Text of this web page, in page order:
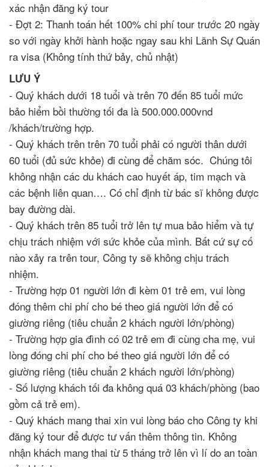
xác nhận đăng ký tour
- Đợt 2: Thanh toán hết 100% chi phí tour trước 20 ngày
so với ngày khởi hành hoặc ngay sau khi Lãnh Sự Quán
ra visa (Không tính thứ bảy, chủ nhật)
LƯU Ý
- Quý khách dưới 18 tuổi và trên 70 đến 85 tuổi mức
bảo hiểm bồi thường tối đa là 500.000.000vnd
/khách/trường hợp.
- Quý khách trên trên 70 tuổi phải có người thân dưới
60 tuổi (đủ sức khỏe) đi cùng để chăm sóc. Chúng tôi
không nhận các du khách cao huyết áp, tim mạch và
các bệnh liên quan…. Có chỉ định từ bác sĩ không được
bay đường dài.
- Quý khách trên 85 tuổi trở lên tự mua bảo hiểm và tự
chịu trách nhiệm với sức khỏe của mình. Bất cứ sự cố
nào xảy ra trên tour, Công ty sẽ không chịu trách
nhiệm.
- Trường hợp 01 người lớn đi kèm 01 trẻ em, vui lòng
đóng thêm chi phí cho bé theo giá người lớn để có
giường riêng (tiêu chuẩn 2 khách người lớn/phòng)
- Trường hợp gia đình có 02 trẻ em đi cùng cha mẹ, vui
lòng đóng chi phí cho bé theo giá người lớn để có
giường riêng (tiêu chuẩn 2 khách người lớn/phòng)
- Số lượng khách tối đa không quá 03 khách/phòng (bao
gồm cả trẻ em).
- Quý khách mang thai xin vui lòng báo cho Công ty khi
đăng ký tour để được tư vấn thêm thông tin. Không
nhận khách mang thai từ 5 tháng trở lên vì lí do an toàn